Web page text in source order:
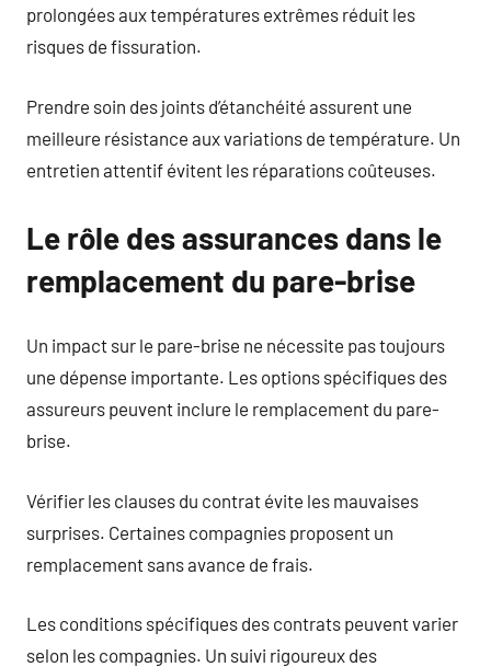
prolongées aux températures extrêmes réduit les
risques de fissuration.
Prendre soin des joints d’étanchéité assurent une
meilleure résistance aux variations de température. Un
entretien attentif évitent les réparations coûteuses.
Le rôle des assurances dans le
remplacement du pare-brise
Un impact sur le pare-brise ne nécessite pas toujours
une dépense importante. Les options spécifiques des
assureurs peuvent inclure le remplacement du pare-
brise.
Vérifier les clauses du contrat évite les mauvaises
surprises. Certaines compagnies proposent un
remplacement sans avance de frais.
Les conditions spécifiques des contrats peuvent varier
selon les compagnies. Un suivi rigoureux des